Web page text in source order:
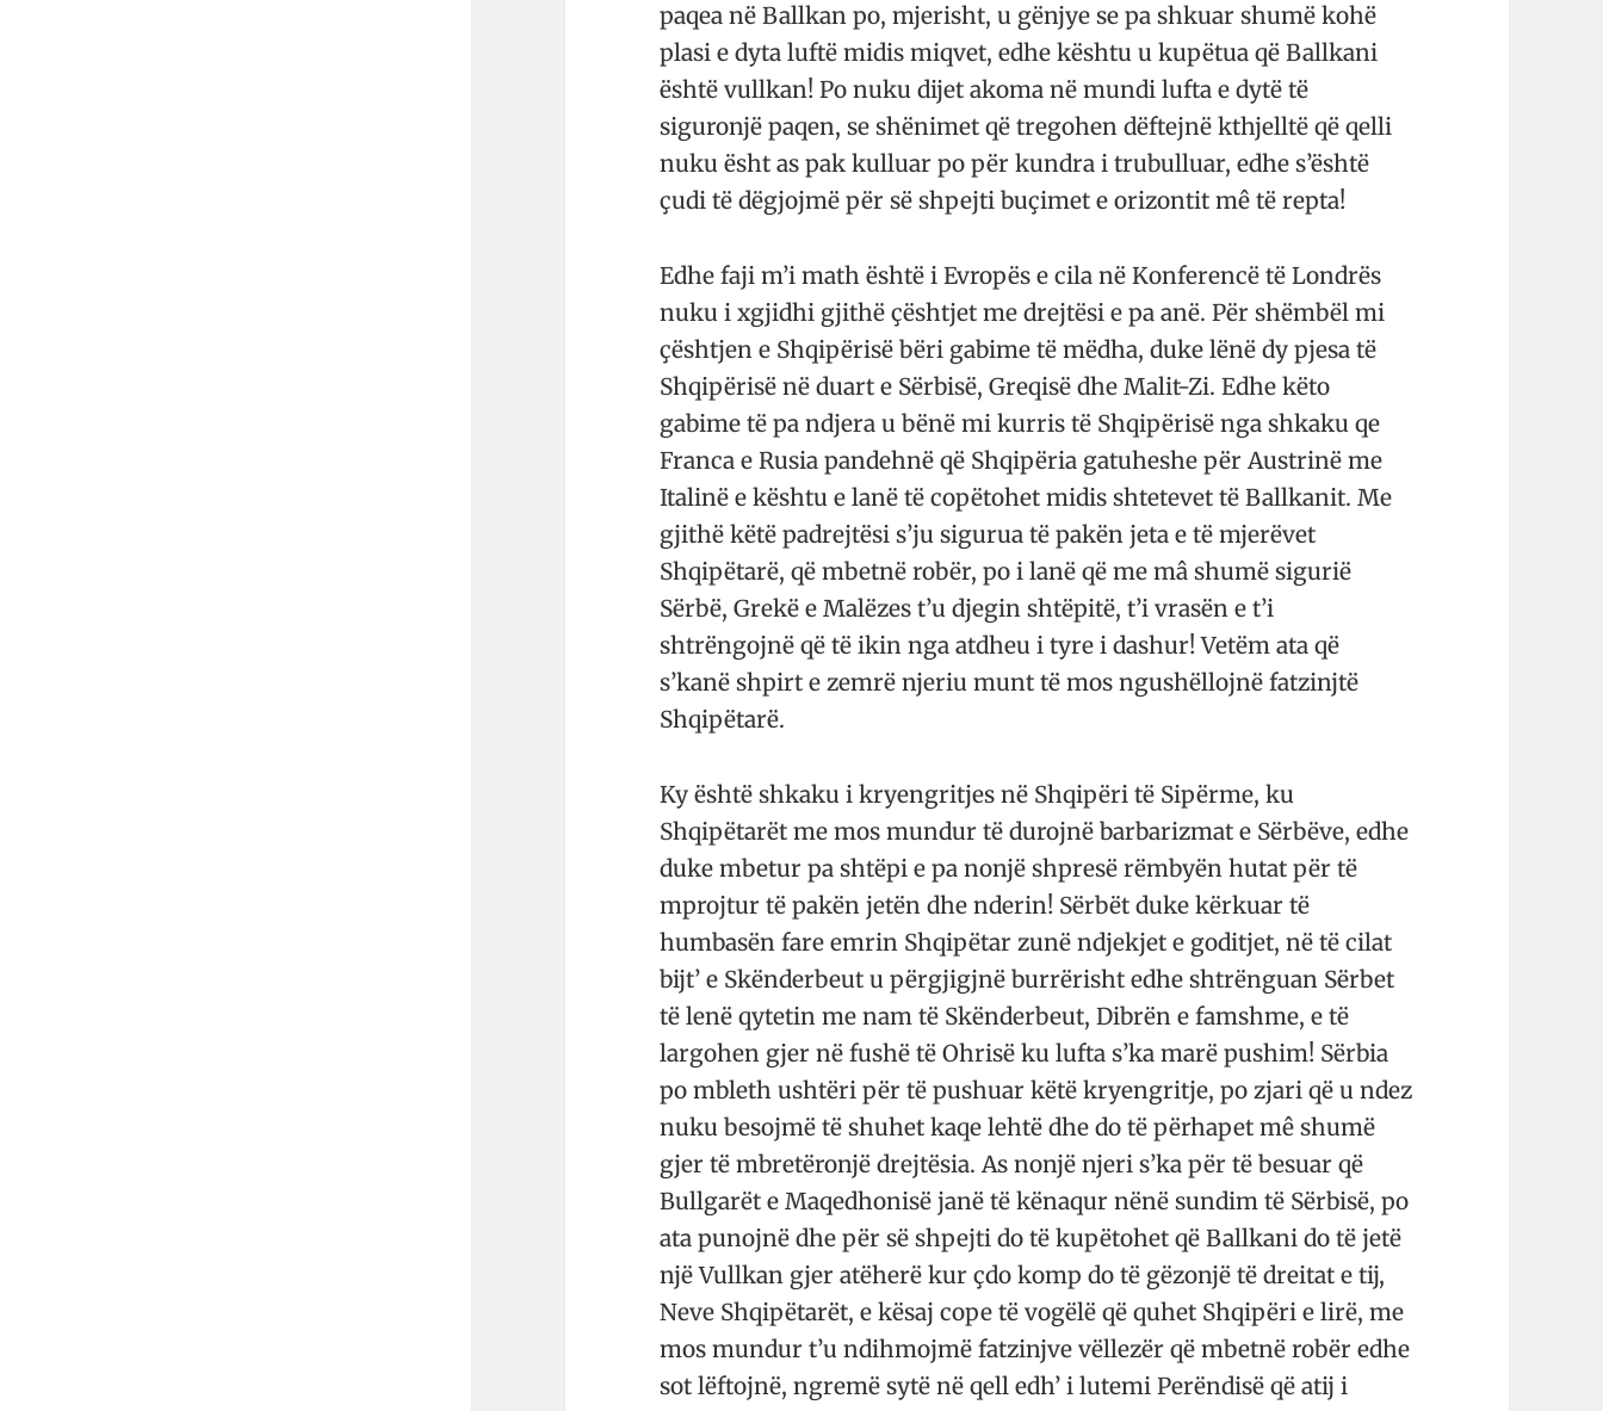
paqea në Ballkan po, mjerisht, u gënjye se pa shkuar shumë kohë
plasi e dyta luftë midis miqvet, edhe kështu u kupëtua që Ballkani
është vullkan! Po nuku dijet akoma në mundi lufta e dytë të
siguronjë paqen, se shënimet që tregohen dëftejnë kthjelltë që qelli
nuku ësht as pak kulluar po për kundra i trubulluar, edhe s’është
çudi të dëgjojmë për së shpejti buçimet e orizontit mê të repta!
Edhe faji m’i math është i Evropës e cila në Konferencë të Londrës
nuku i xgjidhi gjithë çështjet me drejtësi e pa anë. Për shëmbël mi
çështjen e Shqipërisë bëri gabime të mëdha, duke lënë dy pjesa të
Shqipërisë në duart e Sërbisë, Greqisë dhe Malit-Zi. Edhe këto
gabime të pa ndjera u bënë mi kurris të Shqipërisë nga shkaku qe
Franca e Rusia pandehnë që Shqipëria gatuheshe për Austrinë me
Italinë e kështu e lanë të copëtohet midis shtetevet të Ballkanit. Me
gjithë këtë padrejtësi s’ju sigurua të pakën jeta e të mjerëvet
Shqipëtarë, që mbetnë robër, po i lanë që me mâ shumë sigurië
Sërbë, Grekë e Malëzes t’u djegin shtëpitë, t’i vrasën e t’i
shtrëngojnë që të ikin nga atdheu i tyre i dashur! Vetëm ata që
s’kanë shpirt e zemrë njeriu munt të mos ngushëllojnë fatzinjtë
Shqipëtarë.
Ky është shkaku i kryengritjes në Shqipëri të Sipërme, ku
Shqipëtarët me mos mundur të durojnë barbarizmat e Sërbëve, edhe
duke mbetur pa shtëpi e pa nonjë shpresë rëmbyën hutat për të
mprojtur të pakën jetën dhe nderin! Sërbët duke kërkuar të
humbasën fare emrin Shqipëtar zunë ndjekjet e goditjet, në të cilat
bijt’ e Skënderbeut u përgjigjnë burrërisht edhe shtrënguan Sërbet
të lenë qytetin me nam të Skënderbeut, Dibrën e famshme, e të
largohen gjer në fushë të Ohrisë ku lufta s’ka marë pushim! Sërbia
po mbleth ushtëri për të pushuar këtë kryengritje, po zjari që u ndez
nuku besojmë të shuhet kaqe lehtë dhe do të përhapet mê shumë
gjer të mbretëronjë drejtësia. As nonjë njeri s’ka për të besuar që
Bullgarët e Maqedhonisë janë të kënaqur nënë sundim të Sërbisë, po
ata punojnë dhe për së shpejti do të kupëtohet që Ballkani do të jetë
një Vullkan gjer atëherë kur çdo komp do të gëzonjë të dreitat e tij,
Neve Shqipëtarët, e kësaj cope të vogëlë që quhet Shqipëri e lirë, me
mos mundur t’u ndihmojmë fatzinjve vëllezër që mbetnë robër edhe
sot lëftojnë, ngremë sytë në qell edh’ i lutemi Perëndisë që atij i